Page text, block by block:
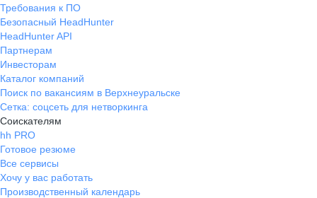
Требования к ПО
Безопасный HeadHunter
HeadHunter API
Партнерам
Инвесторам
Каталог компаний
Поиск по вакансиям в Верхнеуральске
Сетка: соцсеть для нетворкинга
Соискателям
hh PRO
Готовое резюме
Все сервисы
Хочу у вас работать
Производственный календарь